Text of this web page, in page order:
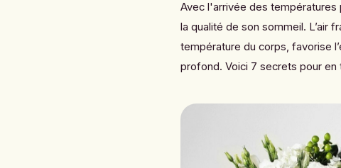
Avec l'arrivée des
la qualité de son sommeil. L’air
température du corps, favorise
profond. Voici 7 secrets pour en